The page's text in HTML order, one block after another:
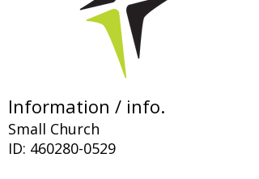
Information / info.
Small Church
ID: 460280-0529